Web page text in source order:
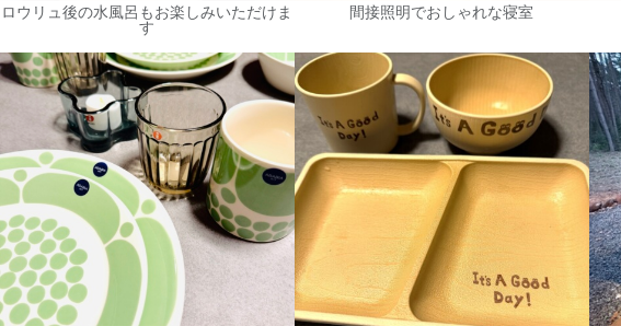
ロウリュ後の水風呂もお楽しみいただけま
す
間接照明でおしゃれな寝室